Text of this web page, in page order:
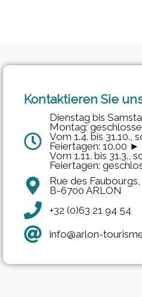
Kontaktieren Sie
Dienstag bis
Montag:
Vom 1.4. bis 31.10.,
Feiertagen: 10.00 ►
Vom 1.11. bis 31.3.,
Feiertagen:
Rue des Faubourgs,
B-6700 ARLON
+32 (0)63 21 94 54
info@arlon-